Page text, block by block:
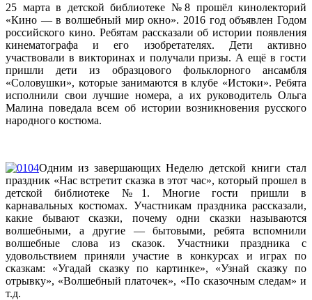
25 марта в детской библиотеке №8 прошёл кинолекторий
«Кино — в волшебный мир окно». 2016 год объявлен Годом
российского кино. Ребятам рассказали об истории появления
кинематографа и его изобретателях. Дети активно
участвовали в викторинах и получали призы. А ещё в гости
пришли дети из образцового фольклорного ансамбля
«Соловушки», которые занимаются в клубе «Истоки». Ребята
исполнили свои лучшие номера, а их руководитель Ольга
Малина поведала всем об истории возникновения русского
народного костюма.
Одним из завершающих Неделю детской книги стал
праздник «Нас встретит сказка в этот час», который прошел в
детской библиотеке №1. Многие гости пришли в
карнавальных костюмах. Участникам праздника рассказали,
какие бывают сказки, почему одни сказки называются
волшебными, а другие — бытовыми, ребята вспомнили
волшебные слова из сказок. Участники праздника с
удовольствием приняли участие в конкурсах и играх по
сказкам: «Угадай сказку по картинке», «Узнай сказку по
отрывку», «Волшебный платочек», «По сказочным следам» и
т.д.